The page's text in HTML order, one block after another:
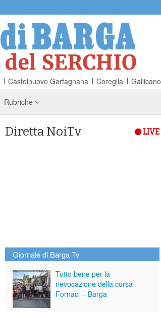
Castelnuovo Garfagnana Coreglia Gallicano
Rubriche
Diretta NoiTv LIVE
Giornale di Barga Tv
Tutto bene per la
rievocazione della corsa
Fornaci – Barga